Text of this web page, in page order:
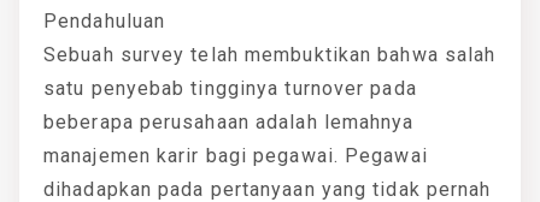
Pendahuluan
Sebuah survey telah membuktikan bahwa salah
satu penyebab tingginya turnover pada
beberapa perusahaan adalah lemahnya
manajemen karir bagi pegawai. Pegawai
dihadapkan pada pertanyaan yang tidak pernah